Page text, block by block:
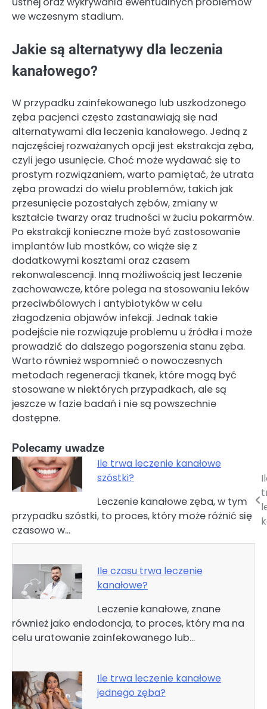
we wczesnym stadium.
Jakie są alternatywy dla leczenia
kanałowego?
W przypadku zainfekowanego lub uszkodzonego
zęba pacjenci często zastanawiają się nad
alternatywami dla leczenia kanałowego. Jedną z
najczęściej rozważanych opcji jest ekstrakcja zęba,
czyli jego usunięcie. Choć może wydawać się to
prostym rozwiązaniem, warto pamiętać, że utrata
zęba prowadzi do wielu problemów, takich jak
przesunięcie pozostałych zębów, zmiany w
kształcie twarzy oraz trudności w żuciu pokarmów.
Po ekstrakcji konieczne może być zastosowanie
implantów lub mostków, co wiąże się z
dodatkowymi kosztami oraz czasem
rekonwalescencji. Inną możliwością jest leczenie
zachowawcze, które polega na stosowaniu leków
przeciwbólowych i antybiotyków w celu
złagodzenia objawów infekcji. Jednak takie
podejście nie rozwiązuje problemu u źródła i może
prowadzić do dalszego pogorszenia stanu zęba.
Warto również wspomnieć o nowoczesnych
metodach regeneracji tkanek, które mogą być
stosowane w niektórych przypadkach, ale są
jeszcze w fazie badań i nie są powszechnie
dostępne.
Polecamy uwadze
Ile trwa leczenie kanałowe
szóstki?
Leczenie kanałowe zęba, w tym
przypadku szóstki, to proces, który może różnić się
czasowo w…
Ile czasu trwa leczenie
kanałowe?
Leczenie kanałowe, znane
również jako endodoncja, to proces, który ma na
celu uratowanie zainfekowanego lub…
Ile trwa leczenie kanałowe
jednego zęba?
Nawigacja